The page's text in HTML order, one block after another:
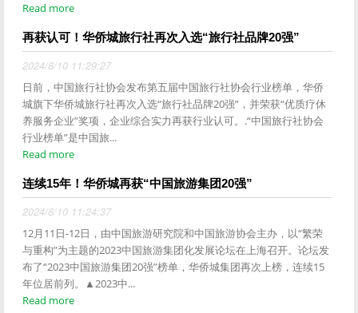
Read more
再获认可！华侨城旅行社再次入选“旅行社品牌20强”
2024/8/10 11:29:27
日前，中国旅行社协会发布第五届中国旅行社协会行业榜单，华侨
城旗下华侨城旅行社再次入选“旅行社品牌20强”，并荣获“优质疗休
养服务企业”奖项，企业综合实力再获行业认可。.“中国旅行社协会
行业榜单”是中国旅...
Read more
连续15年！华侨城再获“中国旅游集团20强”
2024/8/10 11:24:37
12月11日-12日，由中国旅游研究院和中国旅游协会主办，以“繁荣
与重构”为主题的2023中国旅游集团化发展论坛在上海召开。论坛发
布了“2023中国旅游集团20强”榜单，华侨城集团再次上榜，连续15
年位居前列。▲2023中...
Read more